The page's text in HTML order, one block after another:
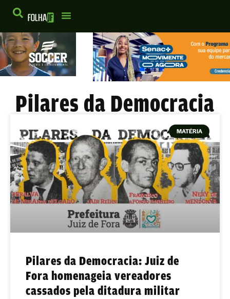
Pilares da Democracia
MATÉRIA
Pilares da Democracia: Juiz de
Fora homenageia vereadores
cassados pela ditadura militar